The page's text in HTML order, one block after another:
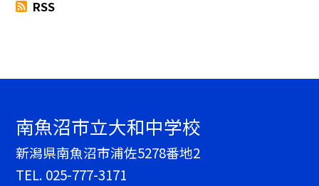
RSS
南魚沼市立大和中学校
新潟県南魚沼市浦佐5278番地2
TEL. 025-777-3171